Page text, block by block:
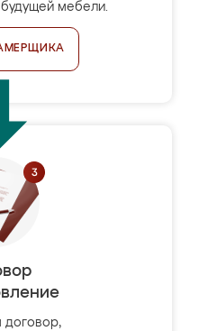
мебели.
договор,